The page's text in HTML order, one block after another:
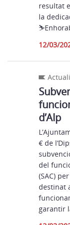
resultat
la
⛷
12/03/
d’Alp
€ de
del
(SAC)
destinat
garantir